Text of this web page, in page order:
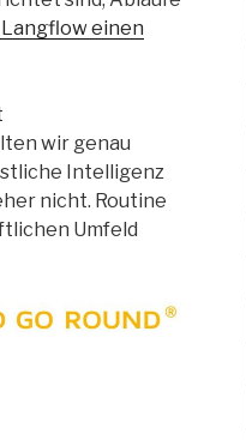
einen
wir genau
Intelligenz
nicht. Routine
Umfeld